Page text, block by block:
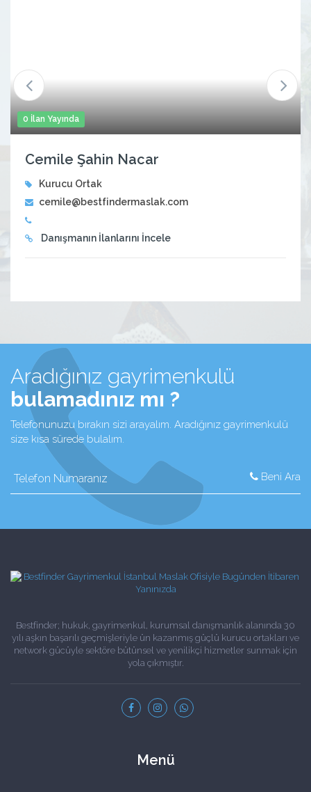
0 İlan Yayında
Cemile Şahin Nacar
Kurucu Ortak
cemile@bestfindermaslak.com
Danışmanın İlanlarını İncele
Aradığınız gayrimenkulü
bulamadınız mı ?
Telefonunuzu bırakın sizi arayalım. Aradığınız gayrimenkulü
size kısa sürede bulalım.
Beni Ara
Bestfinder; hukuk, gayrimenkul, kurumsal danışmanlık alanında 30
yılı aşkın başarılı geçmişleriyle ün kazanmış güçlü kurucu ortakları ve
network gücüyle sektöre bütünsel ve yenilikçi hizmetler sunmak için
yola çıkmıştır.
Menü